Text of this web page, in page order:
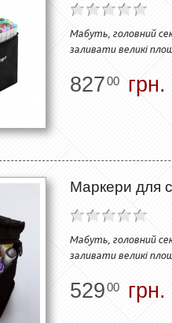
Мабуть, головний
заливати великі
82700 грн.
Маркери для
Мабуть, головний
заливати великі
52900 грн.